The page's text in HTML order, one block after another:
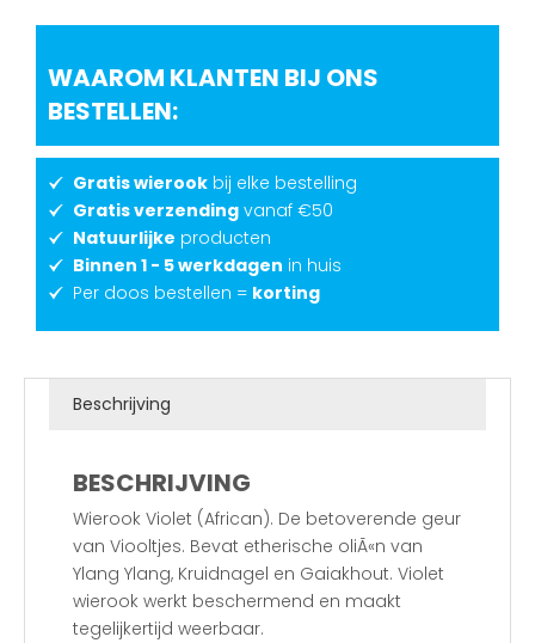
WAAROM KLANTEN BIJ ONS
BESTELLEN:
Gratis wierook bij elke bestelling
Gratis verzending vanaf €50
Natuurlijke producten
Binnen 1 - 5 werkdagen in huis
Per doos bestellen = korting
Beschrijving
BESCHRIJVING
Wierook Violet (African). De betoverende geur
van Viooltjes. Bevat etherische oliÃ«n van
Ylang Ylang, Kruidnagel en Gaiakhout. Violet
wierook werkt beschermend en maakt
tegelijkertijd weerbaar.